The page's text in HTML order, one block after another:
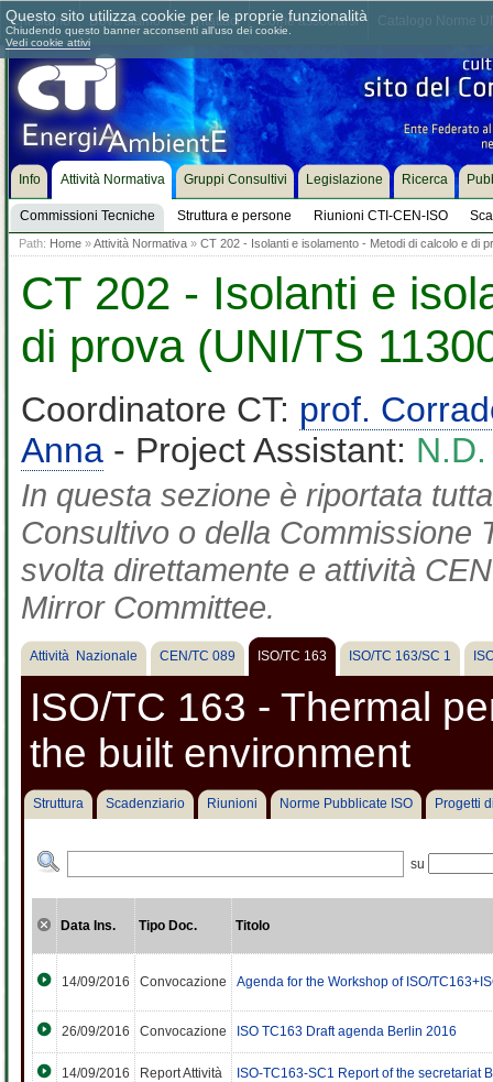
Chi siamo Dove siamo Contattaci Come associarsi
Info Attività Normativa
Commissioni Tecniche Struttura e persone Riunioni CTI-CEN-ISO
Gruppi Consultivi Legislazione Ricerca
Path: Home »Attività Normativa » CT 202 - Isolanti e isolamento - Metodi di calcolo e di
CT 202 - Isolanti e
di prova (UNI/TS
Coordinatore CT: prof.
Anna - Project Assistant: N.D.
In questa sezione è riportata
Consultivo o della Commissione
svolta direttamente e attività
Mirror Committee.
Attività Nazionale CEN/TC 089 ISO/TC 163 ISO/TC 163/SC 1
ISO/TC 163 - Thermal
the built environment
Struttura Scadenziario Riunioni Norme Pubblicate ISO Progetti
su
Data Ins. Tipo Doc. Titolo
14/09/2016 Convocazione Agenda for the Workshop of ISO/
26/09/2016 Convocazione ISO TC163 Draft agenda Berlin 2016
14/09/2016 Report Attività ISO-TC163-SC1 Report of the secretariat
Questo sito utilizza cookie per le proprie funzionalità
Chiudendo questo banner acconsenti all'uso dei cookie.
Vedi cookie attivi